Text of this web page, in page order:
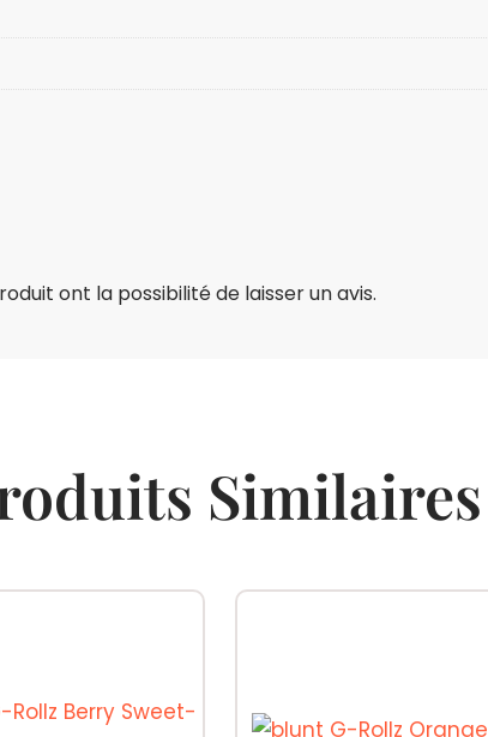
ont la possibilité de laisser un avis.
Similaires